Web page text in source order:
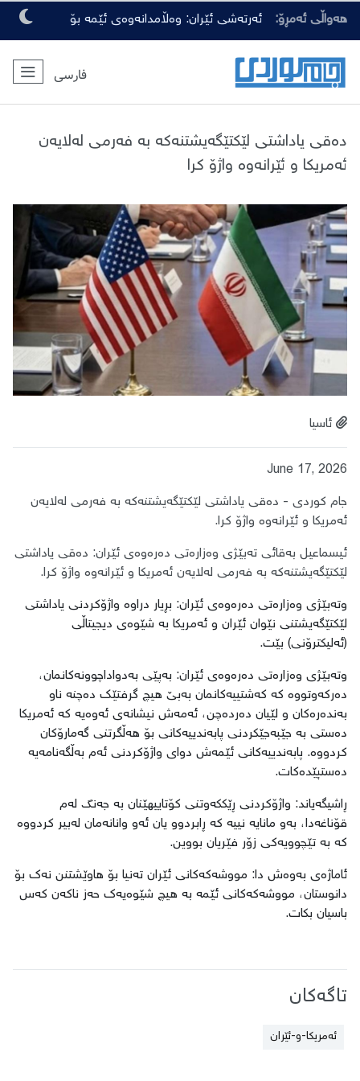
هەواڵی ئەمڕۆ: ئەرتەشی ئێران: وەڵامدانەوەی ئێمە بۆ
هەرچەشنە دەستدرێژیەکی دوژمنان، توندتر
و کەمەرشکێنتر دەبێت
فارسی
دەقی یاداشتی لێکتێگەیشتنەکە بە فەرمی لەلایەن
ئەمریکا و ئێرانەوە واژۆ کرا
ئاسیا
June 17, 2026
جام کوردی - دەقی یاداشتی لێکتێگەیشتنەکە بە فەرمی لەلایەن
ئەمریکا و ئێرانەوە واژۆ کرا.
ئیسماعیل بەقائی تەبێژی وەزارەتی دەرەوەی ئێران: دەقی یاداشتی
لێکتێگەیشتنەکە بە فەرمی لەلایەن ئەمریکا و ئێرانەوە واژۆ کرا.
وتەبێژی وەزارەتی دەرەوەی ئێران: بڕیار دراوە واژۆکردنی یاداشتی
لێکتێگەیشتنی نێوان ئێران و ئەمریکا بە شێوەی دیجیتاڵی
(ئەلیکترۆنی) بێت.
وتەبێژی وەزارەتی دەرەوەی ئێران: بەپێی بەدواداچوونەکانمان،
دەرکەوتووە کە کەشتییەکانمان بەبێ هیچ گرفتێک دەچنە ناو
بەندەرەکان و لێیان دەردەچن، ئەمەش نیشانەی ئەوەیە کە ئەمریکا
دەستی بە جێبەجێکردنی پابەندییەکانی بۆ هەڵگرتنی گەمارۆکان
کردووە. پابەندییەکانی ئێمەش دوای واژۆکردنی ئەم بەڵگەنامەیە
دەستپێدەکات.
ڕاشیگەیاند: واژۆکردنی ڕێککەوتنی کۆتاییهێنان بە جەنگ لەم
قۆناغەدا، بەو مانایە نییە کە ڕابردوو یان ئەو وانانەمان لەبیر کردووە
کە بە تێچوویەکی زۆر فێریان بووین.
ئاماژەی بەوەش دا: مووشەکەکانی ئێران تەنیا بۆ هاوێشتنن نەک بۆ
دانوستان، مووشەکەکانی ئێمە بە هیچ شێوەیەک حەز ناکەن کەس
باسیان بکات.
تاگەکان
ئەمریکا-و-ئێران